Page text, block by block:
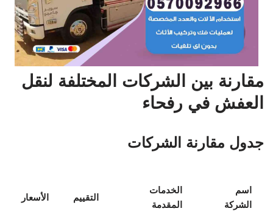
مقارنة بين الشركات المختلفة لنقل
العفش في رفحاء
جدول مقارنة الشركات
اسم
الشركة
الخدمات
المقدمة
التقييم الأسعار